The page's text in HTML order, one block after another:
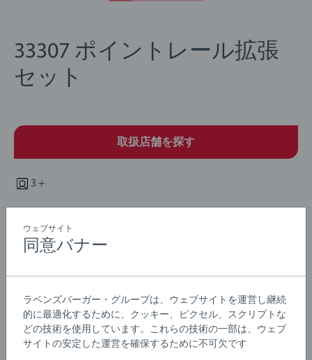
33307 ポイントレール拡張
セット
取扱店舗を探す
3 +
説明
私たちは、子どもたちが時々おもちゃを予想外の使い方
で遊ぶことがあることを理解しています。そのため、当
社の製品は、多くの場合法的な基準よりも厳しい当社の
Details
ウェブサイト
同意バナー
ラベンズバーガー・グループは、ウェブサイトを運営し継続
的に最適化するために、クッキー、ピクセル、スクリプトな
どの技術を使用しています。これらの技術の一部は、ウェブ
サイトの安定した運営を確保するために不可欠です